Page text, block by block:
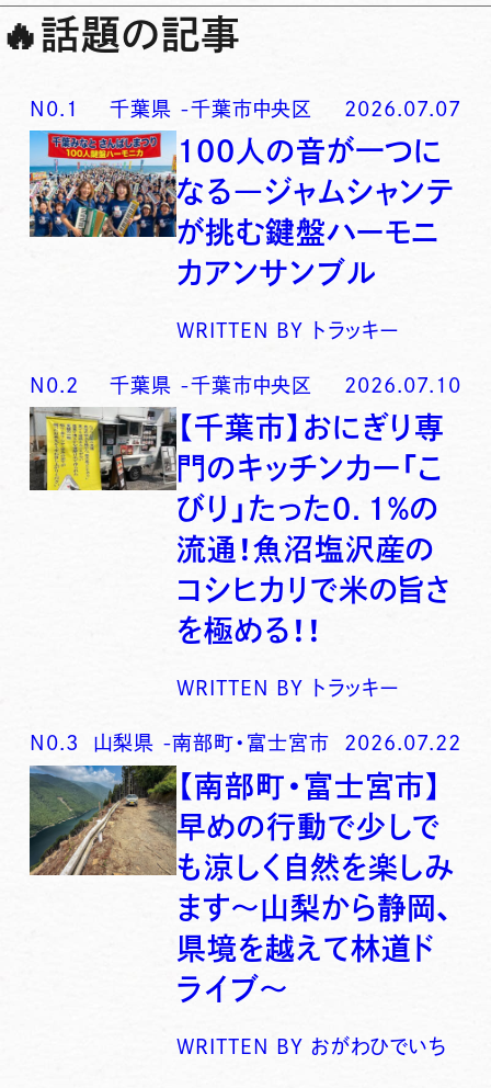
🔥話題の記事
N0. 1 千葉県 -千葉市中央区 2026.07.07
100人の音が一つに
なる―ジャムシャンテ
が挑む鍵盤ハーモニ
カアンサンブル
WRITTEN BY トラッキー
N0. 2 千葉県 -千葉市中央区 2026.07.10
【千葉市】おにぎり専
門のキッチンカー「こ
びり」たった0．1％の
流通！魚沼塩沢産の
コシヒカリで米の旨さ
を極める！！
WRITTEN BY トラッキー
N0. 3 山梨県 -南部町・富士宮市 2026.07.22
【南部町・富士宮市】
早めの行動で少しで
も涼しく自然を楽しみ
ます〜山梨から静岡、
県境を越えて林道ド
ライブ〜
WRITTEN BY おがわひでいち